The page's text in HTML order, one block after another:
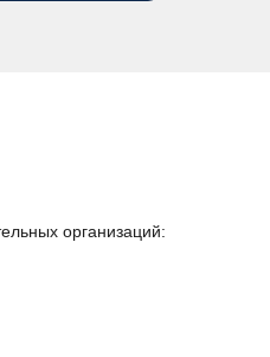
организаций: